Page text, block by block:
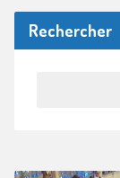
Rechercher